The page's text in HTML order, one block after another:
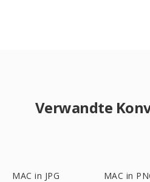
Verwandte
MAC in JPG MAC in